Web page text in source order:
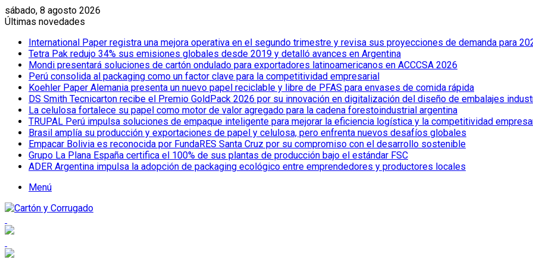
sábado, 8 agosto 2026
Últimas novedades
International Paper registra una mejora operativa en el segundo trimestre y revisa sus proyecciones de demanda para
Tetra Pak redujo 34% sus emisiones globales desde 2019 y detalló avances en Argentina
Mondi presentará soluciones de cartón ondulado para exportadores latinoamericanos en ACCCSA 2026
Perú consolida al packaging como un factor clave para la competitividad empresarial
Koehler Paper Alemania presenta un nuevo papel reciclable y libre de PFAS para envases de comida rápida
DS Smith Tecnicarton recibe el Premio GoldPack 2026 por su innovación en digitalización del diseño de embalajes
La celulosa fortalece su papel como motor de valor agregado para la cadena forestoindustrial argentina
TRUPAL Perú impulsa soluciones de empaque inteligente para mejorar la eficiencia logística y la competitividad
Brasil amplía su producción y exportaciones de papel y celulosa, pero enfrenta nuevos desafíos globales
Empacar Bolivia es reconocida por FundaRES Santa Cruz por su compromiso con el desarrollo sostenible
Grupo La Plana España certifica el 100% de sus plantas de producción bajo el estándar FSC
ADER Argentina impulsa la adopción de packaging ecológico entre emprendedores y productores locales
Menú